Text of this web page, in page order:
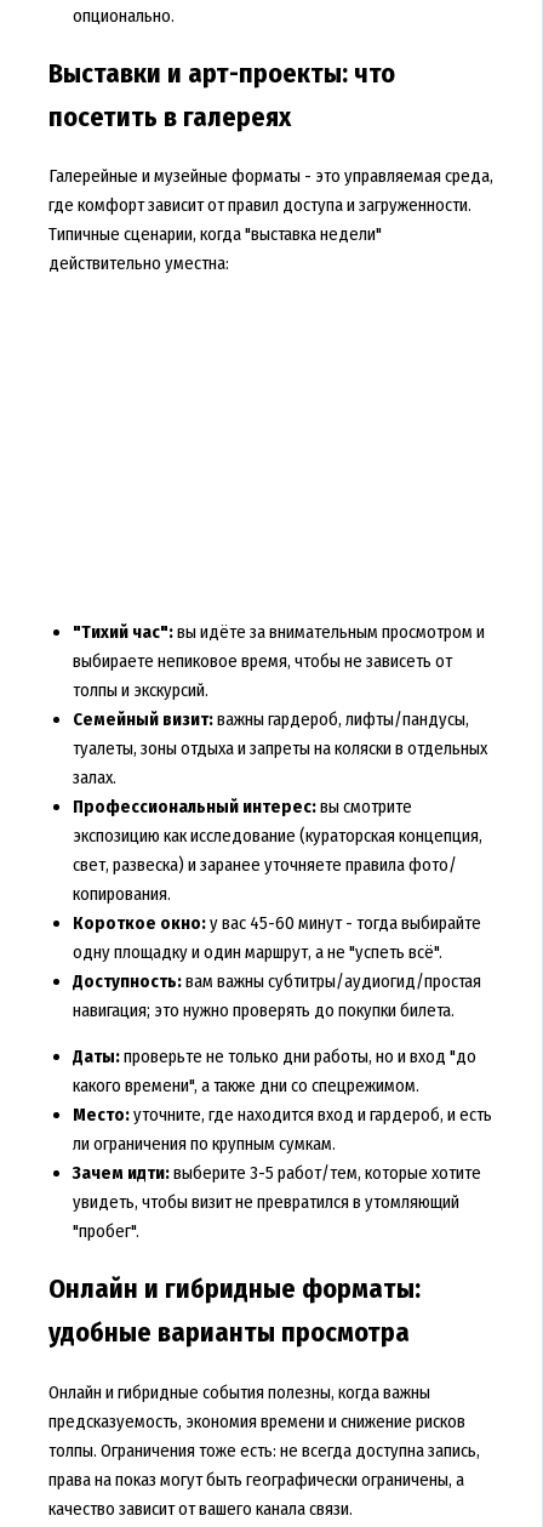
опционально.
Выставки и арт-проекты: что
посетить в галереях
Галерейные и музейные форматы - это управляемая среда,
где комфорт зависит от правил доступа и загруженности.
Типичные сценарии, когда "выставка недели"
действительно уместна:
"Тихий час":вы идёте за внимательным просмотром и
выбираете непиковое время, чтобы не зависеть от
толпы и экскурсий.
Семейный визит:важны гардероб, лифты/пандусы,
туалеты, зоны отдыха и запреты на коляски в отдельных
залах.
Профессиональный интерес:вы смотрите
экспозицию как исследование (кураторская концепция,
свет, развеска) и заранее уточняете правила фото/
копирования.
Короткое окно:у вас 45-60 минут - тогда выбирайте
одну площадку и один маршрут, а не "успеть всё".
Доступность:вам важны субтитры/аудиогид/простая
навигация; это нужно проверять до покупки билета.
Даты:проверьте не только дни работы, но и вход "до
какого времени", а также дни со спецрежимом.
Место:уточните, где находится вход и гардероб, и есть
ли ограничения по крупным сумкам.
Зачем идти:выберите 3-5 работ/тем, которые хотите
увидеть, чтобы визит не превратился в утомляющий
"пробег".
Онлайн и гибридные форматы:
удобные варианты просмотра
Онлайн и гибридные события полезны, когда важны
предсказуемость, экономия времени и снижение рисков
толпы. Ограничения тоже есть: не всегда доступна запись,
права на показ могут быть географически ограничены, а
качество зависит от вашего канала связи.